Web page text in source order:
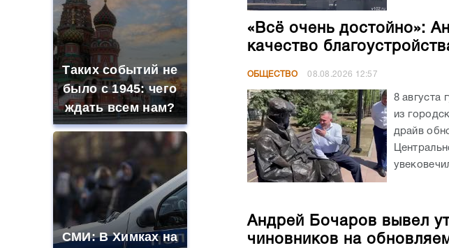
Таких событий не
было с 1945: чего
ждать всем нам?
СМИ: В Химках на
«Всё очень достойно»:
качество
ОБЩЕСТВО 08.08.2026 12:57
8 августа
из
драйв
Андрей Бочаров вывел
чиновников на